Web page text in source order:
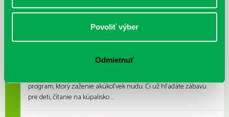
Povoliť výber
Odmietnuť
pobočkách si knihovní...
Leto v knižnici, knižné burzy aj
program, ktorý zaženie akúkoľvek nudu. Či už hľadáte zábavu
pre deti, čítanie na kúpalisko ...